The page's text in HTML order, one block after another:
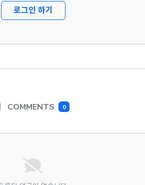
로그인 하기
COMMENTS 0